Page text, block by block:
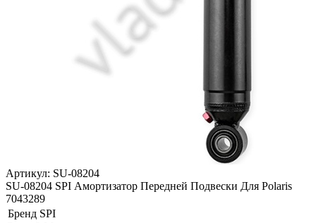
Артикул: SU-08204
SU-08204 SPI Амортизатор Передней Подвески Для Polaris
7043289
Бренд SPI